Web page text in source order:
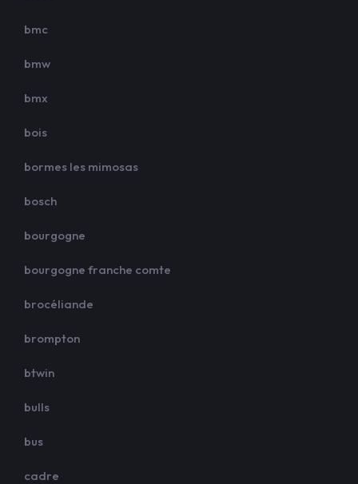
bmc
bmw
bmx
bois
bormes les mimosas
bosch
bourgogne
bourgogne franche comte
brocéliande
brompton
btwin
bulls
bus
cadre